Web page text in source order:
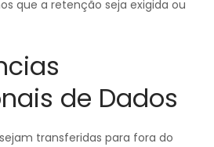
que a retenção seja exigida ou
de Dados
transferidas para fora do